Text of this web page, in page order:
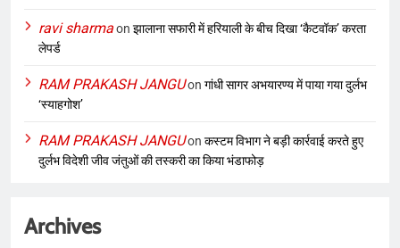
ravi sharmaon झालाना सफारी में हरियाली के बीच दिखा ‘कैटवॉक’ करता
लेपर्ड
RAM PRAKASH JANGUon गांधी सागर अभयारण्य में पाया गया दुर्लभ
‘स्याहगोश’
RAM PRAKASH JANGUon कस्टम विभाग ने बड़ी कार्रवाई करते हुए
दुर्लभ विदेशी जीव जंतुओं की तस्करी का किया भंडाफोड़
Archives